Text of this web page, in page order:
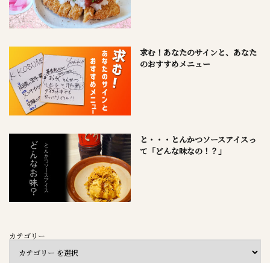
求む！あなたのサインと、あなた
のおすすめメニュー
と・・・とんかつソースアイスっ
て「どんな味なの！？」
カテゴリー